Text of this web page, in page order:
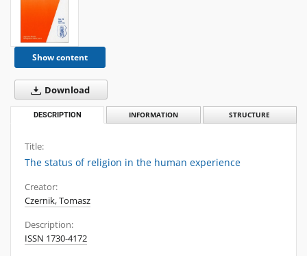
Show content
Download
DESCRIPTION INFORMATION STRUCTURE
Title:
The status of religion in the human experience
Creator:
Czernik, Tomasz
Description:
ISSN 1730-4172